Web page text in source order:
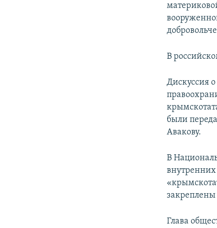
​В
Дискуссия
были
Авакову.
В
внутренних
закреплены
Глава